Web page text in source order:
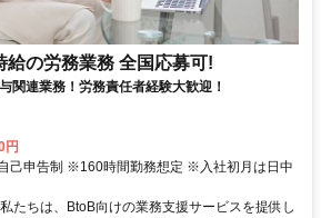
給の労務業務 全国応募可!
関連業務！労務責任者経験大歓迎！
円
己申告制 ※160時間勤務想定 ※入社初月は日中
たちは、BtoB向けの業務支援サービスを提供し